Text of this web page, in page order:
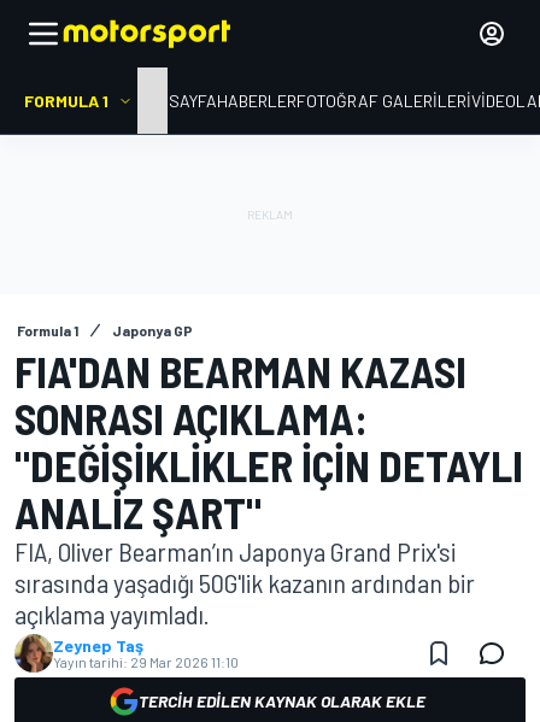
FORMULA 1 ANA SAYFAHABERLERFOTOĞRAF GALERILERI
Formula 1 Japonya GP
FIA'DAN BEARMAN KAZASI
SONRASI AÇIKLAMA:
"DEĞIŞIKLIKLER IÇIN DETAYLI
ANALIZ ŞART"
FIA, Oliver Bearman’ın Japonya Grand Prix'si
sırasında yaşadığı 50G'lik kazanın ardından bir
açıklama yayımladı.
Zeynep Taş
Yayın tarihi: 29 Mar 2026 11:10
TERCIH EDILEN KAYNAK OLARAK EKLE